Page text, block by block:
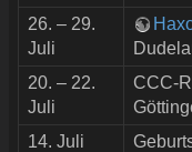
26. – 29.
Juli
20. – 22.
Juli
CCC-
14. Juli